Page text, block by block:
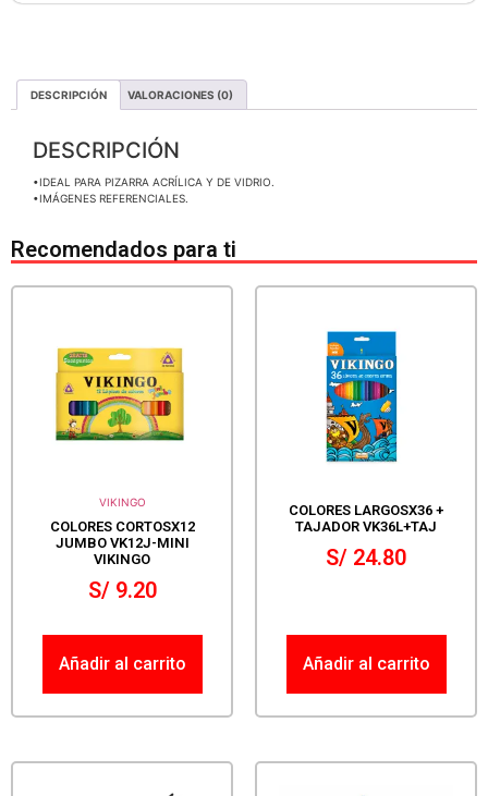
DESCRIPCIÓN VALORACIONES (0)
DESCRIPCIÓN
•IDEAL PARA PIZARRA ACRÍLICA Y DE VIDRIO.
•IMÁGENES REFERENCIALES.
Recomendados para ti
VIKINGO
COLORES CORTOSX12
JUMBO VK12J-MINI
VIKINGO
S/9.20
Añadir al carrito
COLORES LARGOSX36 +
TAJADOR VK36L+TAJ
S/ 24.80
Añadir al carrito